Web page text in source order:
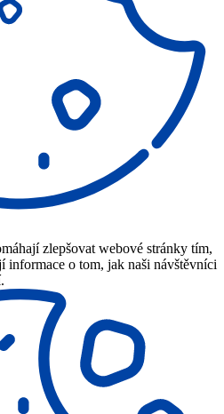
zlepšovat webové stránky tím,
informace o tom, jak naši návštěvníci